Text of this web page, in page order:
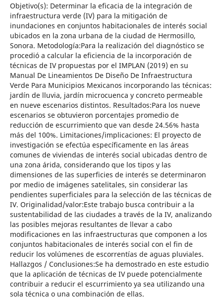
Objetivo(s): Determinar la eficacia de la integración de
infraestructura verde (IV) para la mitigación de
inundaciones en conjuntos habitacionales de interés social
ubicados en la zona urbana de la ciudad de Hermosillo,
Sonora. Metodología:Para la realización del diagnóstico se
procedió a calcular la eficiencia de la incorporación de
técnicas de IV propuestas por el IMPLAN (2019) en su
Manual De Lineamientos De Diseño De Infraestructura
Verde Para Municipios Mexicanos incorporando las técnicas:
jardín de lluvia, jardín microcuenca y concreto permeable
en nueve escenarios distintos. Resultados:Para los nueve
escenarios se obtuvieron porcentajes promedio de
reducción de escurrimiento que van desde 24.56% hasta
más del 100%. Limitaciones/implicaciones: El proyecto de
investigación se efectúa específicamente en las áreas
comunes de viviendas de interés social ubicadas dentro de
una zona árida, considerando que los tipos y las
dimensiones de las superficies de interés se determinaron
por medio de imágenes satelitales, sin considerar las
pendientes superficiales para la selección de las técnicas de
IV. Originalidad/valor:Este trabajo busca contribuir a la
sustentabilidad de las ciudades a través de la IV, analizando
las posibles mejoras resultantes de llevar a cabo
modificaciones en las infraestructuras que componen a los
conjuntos habitacionales de interés social con el fin de
reducir los volúmenes de escorrentías de aguas pluviales.
Hallazgos / Conclusiones:Se ha demostrado en este estudio
que la aplicación de técnicas de IV puede potencialmente
contribuir a reducir el escurrimiento ya sea utilizando una
sola técnica o una combinación de ellas.